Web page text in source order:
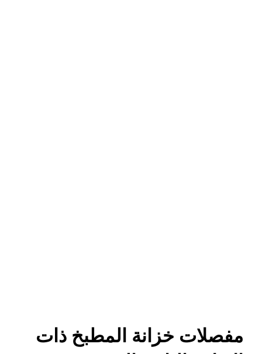
مفصلات خزانة المطبخ ذات